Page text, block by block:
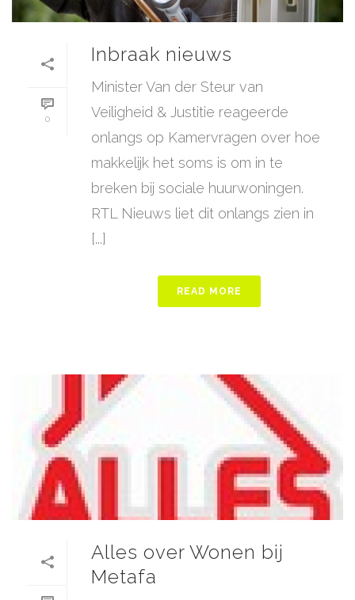
0
Inbraak nieuws
Minister Van der Steur van
Veiligheid & Justitie reageerde
onlangs op Kamervragen over hoe
makkelijk het soms is om in te
breken bij sociale huurwoningen.
RTL Nieuws liet dit onlangs zien in
[...]
READ MORE
Alles over Wonen bij
Metafa